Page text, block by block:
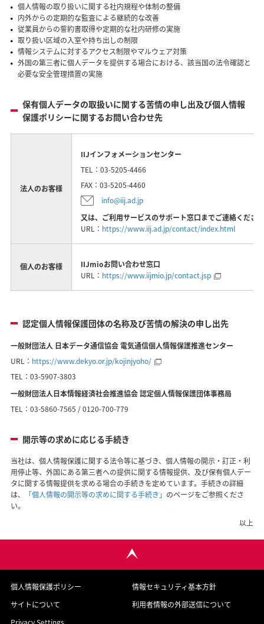
個人情報の取り扱いに関する社内規程や体制の整備
内外からの定期的な監査による継続的な改善
従業員からの誓約書取得や定期的な社内研修の実施
取り扱い区域の入室や持ち出しの制限
情報システムに対するアクセス制限やマルウェア対策
外国の第三者に個人データを提供する場合における、該当国の法令確認と
必要な安全管理措置の実施
保有個人データの取扱いに関する苦情の申し出及び個人情報
保護ポリシーに関するお問い合わせ先
法人のお客様
IIJインフォメーションセンター
TEL：03-5205-4466
FAX：03-5205-4460
info@iij.ad.jp
又は、ご利用サービスのサポート窓口までご連絡くださ
URL： https://www.iij.ad.jp/contact/index.html
個人のお客様
IIJmioお問い合わせ窓口
URL： https://www.iijmio.jp/contact.jsp
認定個人情報保護団体の名称及び苦情の解決の申し出先
一般財団法人 日本データ通信協会 電気通信個人情報保護推進センター
URL： https://www.dekyo.or.jp/kojinjyoho/
TEL：03-5907-3803
一般財団法人日本情報経済社会推進協会 認定個人情報保護団体事務局
TEL：03-5860-7565 / 0120-700-779
開示等の求めに応じる手続き
当社は、個人情報保護に関する法令等に基づき、個人情報の開示・訂正・利
用停止等、外国にある第三者への提供に関する情報提供、及び保有個人デー
タに関する情報提供を求める場合の手続きを定めています。手続きの詳細
は、
「個人情報の開示等の求めに関する手続き」 のページをご参照くださ
い。
以上
個人情報保護ポリシー
情報セキュリティ基本方針
サイトについて
利用者情報の外部送信について